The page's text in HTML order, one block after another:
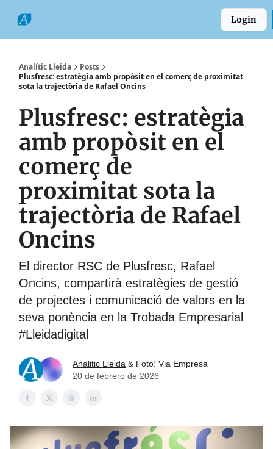
Login
Analític Lleida
Posts
Plusfresc: estratègia amb propòsit en el comerç de proximitat
sota la trajectòria de Rafael Oncins
Plusfresc: estratègia
amb propòsit en el
comerç de
proximitat sota la
trajectòria de Rafael
Oncins
El director RSC de Plusfresc, Rafael
Oncins, compartirà estratègies de gestió
de projectes i comunicació de valors en la
seva ponència en la Trobada Empresarial
#Lleidadigital
Analitic Lleida & Foto: Via Empresa
20 de febrero de 2026